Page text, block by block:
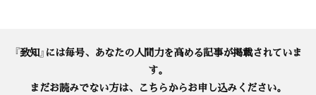
『致知』には毎号、あなたの人間力を高める記事が掲載されていま
す。
まだお読みでない方は、こちらからお申し込みください。